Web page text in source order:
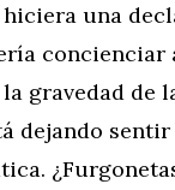
una
concienciar
la gravedad de
dejando